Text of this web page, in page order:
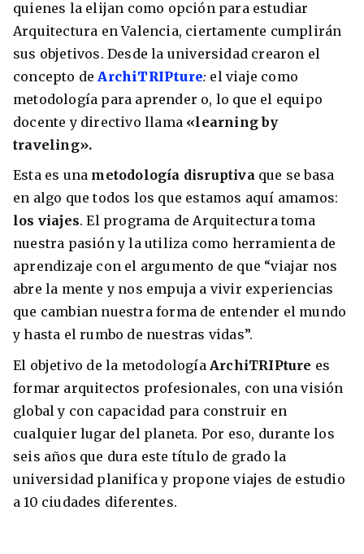
quienes la elijan como opción para estudiar
Arquitectura en Valencia, ciertamente cumplirán
sus objetivos. Desde la universidad crearon el
concepto de ArchiTRIPture: el viaje como
metodología para aprender o, lo que el equipo
docente y directivo llama «learning by
traveling».
Esta es una metodología disruptivaque se basa
en algo que todos los que estamos aquí amamos:
los viajes. El programa de Arquitectura toma
nuestra pasión y la utiliza como herramienta de
aprendizaje con el argumento de que “viajar nos
abre la mente y nos empuja a vivir experiencias
que cambian nuestra forma de entender el mundo
y hasta el rumbo de nuestras vidas”.
El objetivo de la metodología ArchiTRIPture es
formar arquitectos profesionales, con una visión
global y con capacidad para construir en
cualquier lugar del planeta. Por eso, durante los
seis años que dura este título de grado la
universidad planifica y propone viajes de estudio
a 10 ciudades diferentes.